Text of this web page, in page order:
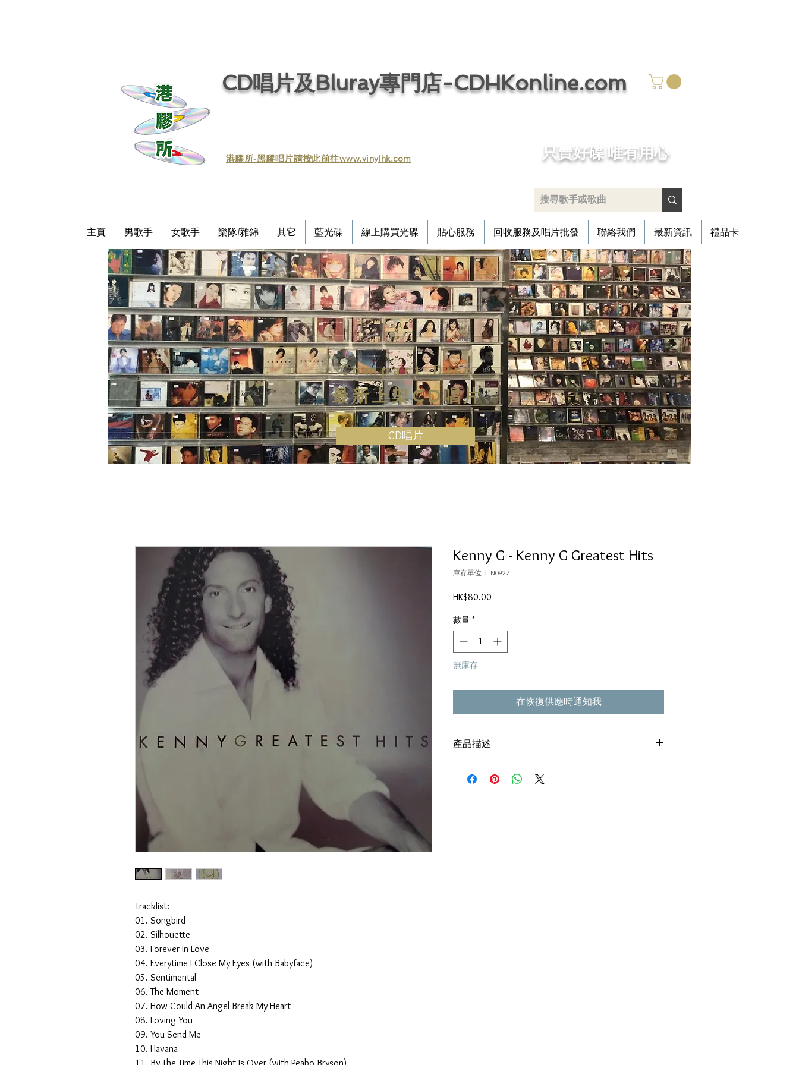
CD唱片及Bluray專門店-CDHKonline.com
​港膠所-黑膠唱片請按此前往www.vinylhk.com ​只賣好碟 唯有用心
主頁 男歌手 女歌手 樂隊/雜錦 其它 藍光碟 線上購買光碟 貼心服務 回收服務及唱片批發 聯絡我們 最新資訊 禮品卡
Compact Disc
最新上架CD唱片
CD唱片
Tracklist:
01. Songbird
02. Silhouette
03. Forever In Love
04. Everytime I Close My Eyes (with Babyface)
05. Sentimental
06. The Moment
07. How Could An Angel Break My Heart
08. Loving You
09. You Send Me
10. Havana
Kenny G - Kenny G Greatest Hits
庫存單位： N0927
HK$80.00
數量 *
無庫存
在恢復供應時通知我
產品描述
碟套：80%新